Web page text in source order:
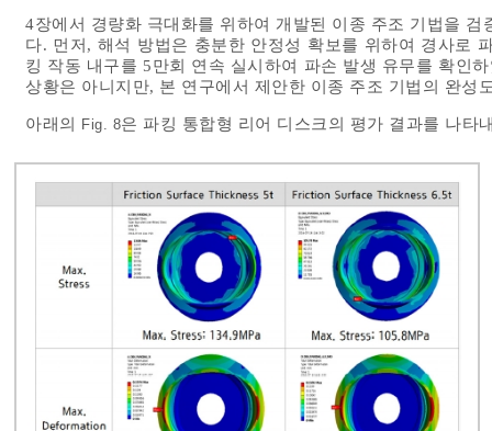
4장에서 경량화 극대화를 위하여 개발된 이종 주조 기법을
다. 먼저, 해석 방법은 충분한 안정성 확보를 위하여 경사로
킹 작동 내구를 5만회 연속 실시하여 파손 발생 유무를 확인
상황은 아니지만, 본 연구에서 제안한 이종 주조 기법의 완성
아래의 Fig. 8은 파킹 통합형 리어 디스크의 평가 결과를 나타